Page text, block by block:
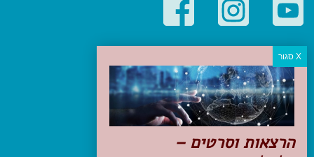
קטגוריות פופולריות
יעדים
טיולים בישראל
מלונות בוטיק בישראל
טיפים והמלצות
הכנות לנסיעה
הרצאות וסרטים –